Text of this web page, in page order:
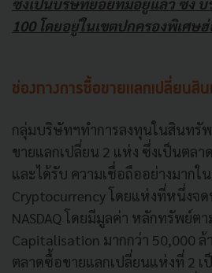
100 โดยอยู่ในเขตปกครองพิเศษ
ช่องทางการซื้อขายแลกเปลี่ยน
กลุ่มบริษัทฯทําการลงทุนในสินทรั
ขายแลกเปลี่ยน 2 แห่ง ซึ่งเป็นตล
และได้รับ ความเชื่อถืออย่างมากใ
Cryptocurrency โดยแห่งที่หนึ่งจ
NASDAQ โดยมีมูลค่า หลักทรัพย์ต
Capitalisation มากกว่า 50,000
ตลาดซื้อขายแลกเปลี่ยนแห่งที่ 2 เ